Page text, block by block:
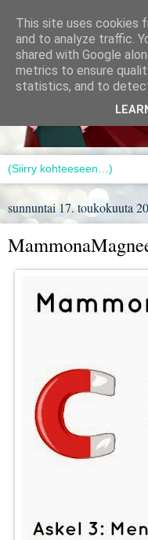
sunnuntai 17. toukokuuta
This site uses cookies
and to analyze traffic.
shared with Google
metrics to ensure
statistics, and to